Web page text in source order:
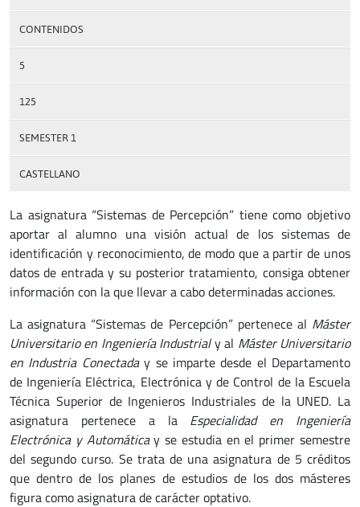
CONTENIDOS
5
125
SEMESTER 1
CASTELLANO
La asignatura “Sistemas de Percepción” tiene como objetivo
aportar al alumno una visión actual de los sistemas de
identificación y reconocimiento, de modo que a partir de unos
datos de entrada y su posterior tratamiento, consiga obtener
información con la que llevar a cabo determinadas acciones.
La asignatura “Sistemas de Percepción” pertenece al Máster
Universitario en Ingeniería Industrialy al Máster Universitario
en Industria Conectaday se imparte desde el Departamento
de Ingeniería Eléctrica, Electrónica y de Control de la Escuela
Técnica Superior de Ingenieros Industriales de la UNED. La
asignatura pertenece a laEspecialidad en Ingeniería
Electrónica y Automáticay se estudia en el primer semestre
del segundo curso. Se trata de una asignatura de 5 créditos
que dentro de los planes de estudios de los dos másteres
figura como asignatura de carácter optativo.